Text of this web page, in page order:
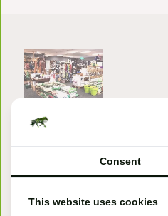
Bezoek onze winkel
Consent
This website uses cookies